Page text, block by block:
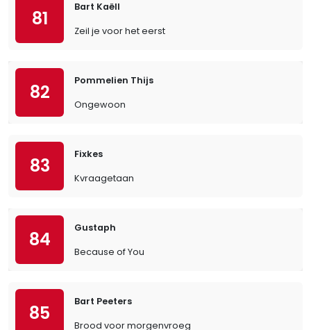
81
Bart Kaëll
Zeil je voor het eerst
82
Pommelien Thijs
Ongewoon
83
Fixkes
Kvraagetaan
84
Gustaph
Because of You
85
Bart Peeters
Brood voor morgenvroeg